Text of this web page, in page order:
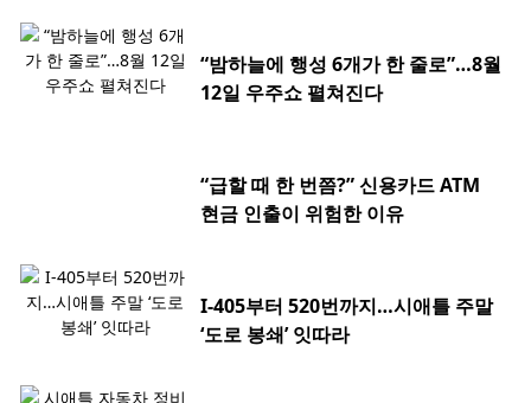
“밤하늘에 행성 6개가 한 줄로”…8월
12일 우주쇼 펼쳐진다
“급할 때 한 번쯤?” 신용카드 ATM
현금 인출이 위험한 이유
I-405부터 520번까지…시애틀 주말
‘도로 봉쇄’ 잇따라